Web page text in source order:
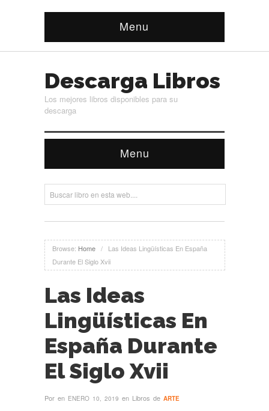
Menu
Descarga Libros
Los mejores libros disponibles para su
descarga
Menu
Browse: Home /
Las Ideas Lingüísticas En España
Durante El Siglo Xvii
Las Ideas
Lingüísticas En
España Durante
El Siglo Xvii
Por en ENERO 10, 2019 en Libros de ARTE